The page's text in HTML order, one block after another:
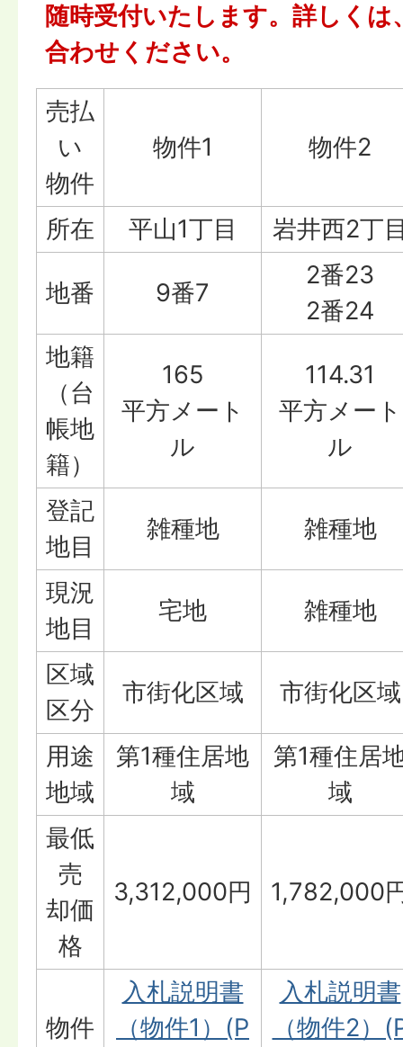
随時受付いたします。詳しく
合わせください。
売払
い
物件
物件1 物件2
所在 平山1丁目 岩井西2丁
地番 9番7
2番23
2番24
地籍
（台
帳地
籍）
165
平方メート
ル
114.31
平方メート
ル
登記
地目
雑種地 雑種地
現況
地目
宅地 雑種地
区域
区分
市街化区域 市街化区域
用途
地域
第1種住居地
域
第1種住居
域
最低
売
却価
格
3,312,000円 1,782,000
物件
入札説明書
（物件1）(P
入札説明書
（物件2）